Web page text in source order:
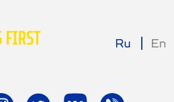
Ru En